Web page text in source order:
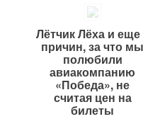
Лётчик Лёха и еще
причин, за что мы
полюбили
авиакомпанию
«Победа», не
считая цен на
билеты